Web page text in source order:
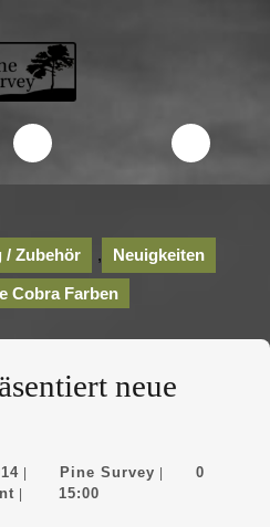
/ Zubehör , Neuigkeiten
Cobra Farben
neue
26.
September
Pine Survey Pine
0
15:00